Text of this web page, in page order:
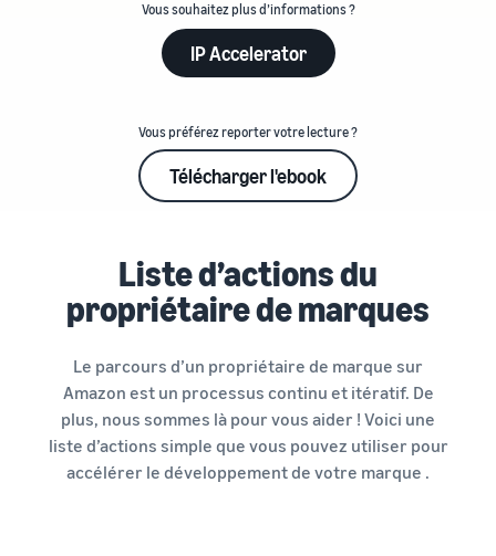
Vous souhaitez plus d’informations ?
IP Accelerator
Vous préférez reporter votre lecture ?
Télécharger l'ebook
Liste d’actions du
propriétaire de marques
Le parcours d’un propriétaire de marque sur
Amazon est un processus continu et itératif. De
plus, nous sommes là pour vous aider ! Voici une
liste d’actions simple que vous pouvez utiliser pour
accélérer le développement de votre marque .